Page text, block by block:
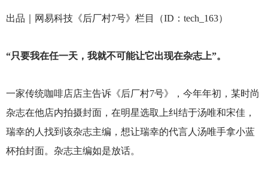
出品｜网易科技《后厂村7号》栏目（ID：tech_163）
“只要我在任一天，我就不可能让它出现在杂志上”。
一家传统咖啡店店主告诉《后厂村7号》，今年年初，某时尚
杂志在他店内拍摄封面，在明星选取上纠结于汤唯和宋佳，
瑞幸的人找到该杂志主编，想让瑞幸的代言人汤唯手拿小蓝
杯拍封面。杂志主编如是放话。